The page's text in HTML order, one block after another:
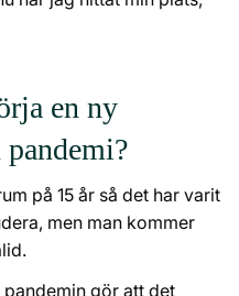
en ny
på 15 år så det har varit
men man kommer
gör att det